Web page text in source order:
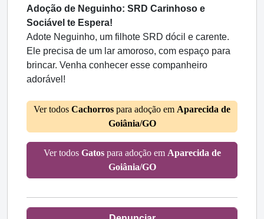
Adoção de Neguinho: SRD Carinhoso e
Sociável te Espera!
Adote Neguinho, um filhote SRD dócil e carente.
Ele precisa de um lar amoroso, com espaço para
brincar. Venha conhecer esse companheiro
adorável!
Ver todos Cachorros para adoção em Aparecida de
Goiânia/GO
Ver todos Gatospara adoção em Aparecida de
Goiânia/GO